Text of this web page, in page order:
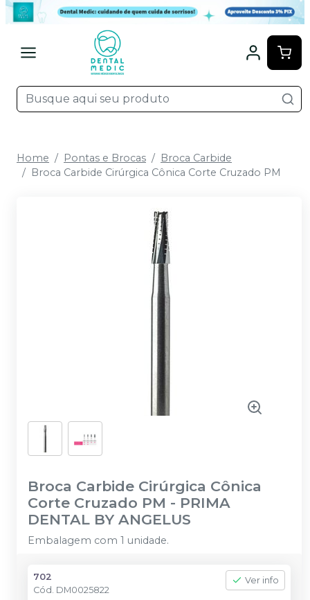
Home Pontas e Brocas
Broca Carbide
Broca Carbide Cirúrgica Cônica Corte Cruzado PM
Broca Carbide Cirúrgica Cônica
Corte Cruzado PM - PRIMA
DENTAL BY ANGELUS
Embalagem com 1 unidade.
702
Cód. DM0025822
Ver info